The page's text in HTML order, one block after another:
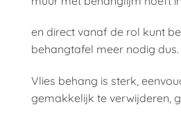
en direct vanaf de rol kunt
behangtafel meer nodig dus.
Vlies behang is sterk,
gemakkelijk te verwijderen,